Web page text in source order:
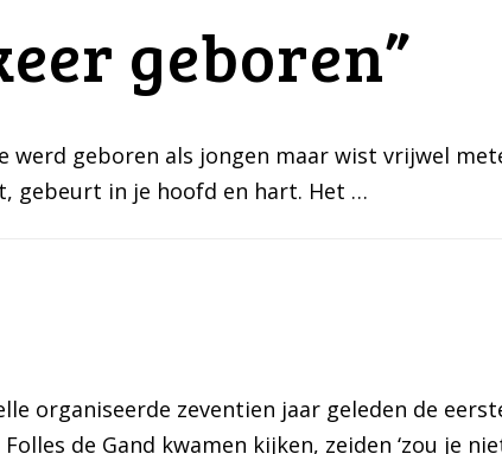
geboren”
werd geboren als jongen maar wist vrijwel
gebeurt in je hoofd en hart. Het …
organiseerde zeventien jaar geleden de
de Gand kwamen kijken, zeiden ‘zou je